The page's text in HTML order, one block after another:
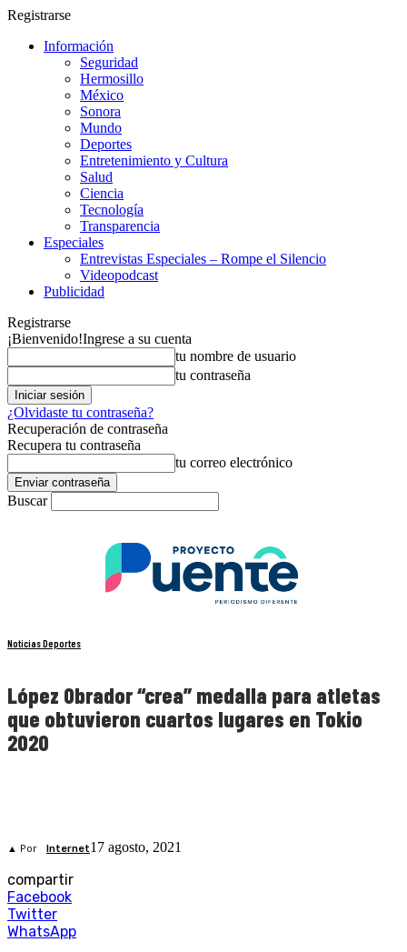
Registrarse
Información
Seguridad
Hermosillo
México
Sonora
Mundo
Deportes
Entretenimiento y Cultura
Salud
Ciencia
Tecnología
Transparencia
Especiales
Entrevistas Especiales – Rompe el Silencio
Videopodcast
Publicidad
Registrarse
¡Bienvenido!Ingrese a su cuenta
tu nombre de usuario
tu contraseña
¿Olvidaste tu contraseña?
Recuperación de contraseña
Recupera tu contraseña
tu correo electrónico
Buscar
Noticias Deportes
López Obrador “crea” medalla para atletas
que obtuvieron cuartos lugares en Tokio
2020
▲ Por Internet17 agosto, 2021
compartir
Facebook
Twitter
WhatsApp